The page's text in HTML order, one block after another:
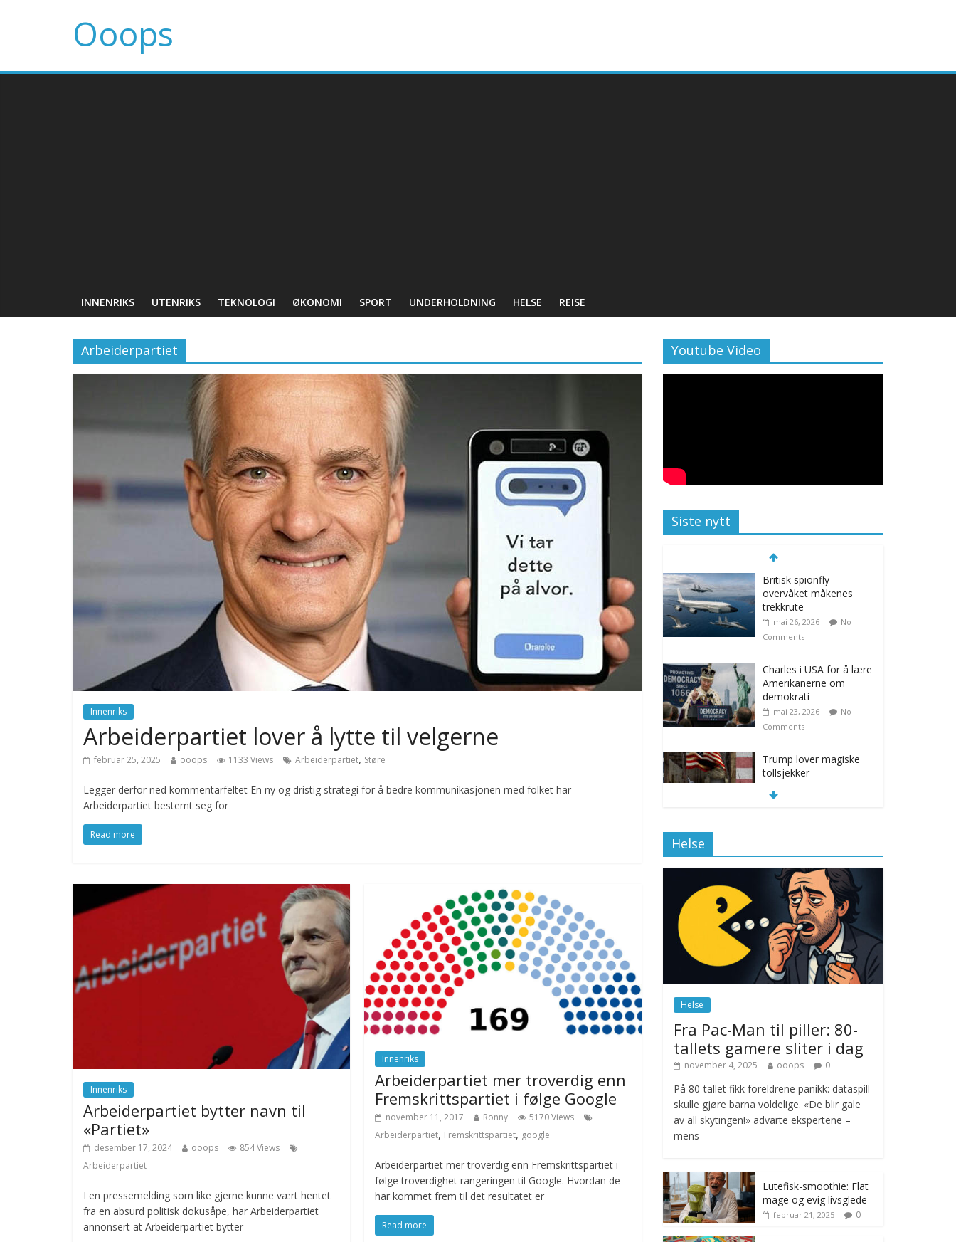
Ooops
INNENRIKS UTENRIKS TEKNOLOGI ØKONOMI SPORT UNDERHOLDNING HELSE REISE
Arbeiderpartiet
Innenriks
Arbeiderpartiet lover å lytte til velgerne
februar 25, 2025 ooops 1133 Views Arbeiderpartiet, Støre
Legger derfor ned kommentarfeltet En ny og dristig strategi for å bedre kommunikasjonen med folket har
Arbeiderpartiet bestemt seg for
Read more
Innenriks
Arbeiderpartiet bytter navn til
«Partiet»
desember 17, 2024 ooops
854 Views
Arbeiderpartiet
I en pressemelding som like gjerne kunne vært hentet
fra en absurd politisk dokusåpe, har Arbeiderpartiet
annonsert at Arbeiderpartiet bytter
Innenriks
Arbeiderpartiet mer troverdig enn
Fremskrittspartiet i følge Google
november 11, 2017 Ronny
5170 Views
Arbeiderpartiet, Fremskrittspartiet, google
Arbeiderpartiet mer troverdig enn Fremskrittspartiet i
følge troverdighet rangeringen til Google. Hvordan de
har kommet frem til det resultatet er
Read more
Youtube Video
Siste nytt
Britisk spionfly
overvåket måkenes
trekkrute
mai 26, 2026
No
Comments
Charles i USA for å lære
Amerikanerne om
demokrati
mai 23, 2026
No
Comments
Trump lover magiske
tollsjekker
No Comments
klimakrisen i Norge
november 12, 2025
No Comments
Drone stopper
flytrafikken i Stockholm,
ekspert mistenker MDG
november 6, 2025
No Comments
nullvisjon for nedbør
juni 23, 2026
No
Comments
Helse
Helse
Fra Pac-Man til piller: 80-
tallets gamere sliter i dag
november 4, 2025 ooops 0
På 80-tallet fikk foreldrene panikk: dataspill
skulle gjøre barna voldelige. «De blir gale
av all skytingen!» advarte ekspertene –
mens
Lutefisk-smoothie: Flat
mage og evig livsglede
februar 21, 2025 0